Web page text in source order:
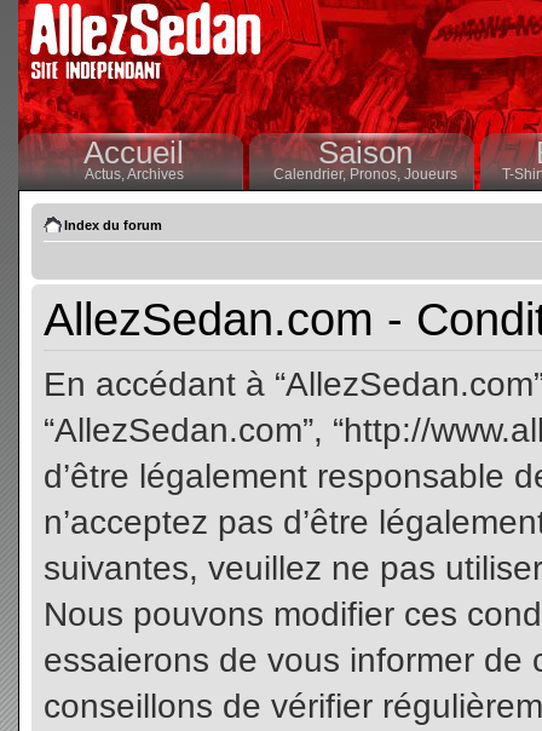
Accueil
Actus,Archives
Saison
Calendrier,Pronos, Joueurs T-
Index du forum
AllezSedan.com -
En accédant à
“AllezSedan.com”, “http://
d’être légalement responsable
n’acceptez pas d’être
suivantes, veuillez ne pas
Nous pouvons modifier ces
essaierons de vous informer
conseillons de vérifier